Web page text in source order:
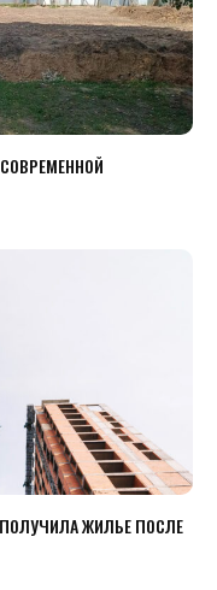
ЖИЛЬЕ ПОСЛЕ